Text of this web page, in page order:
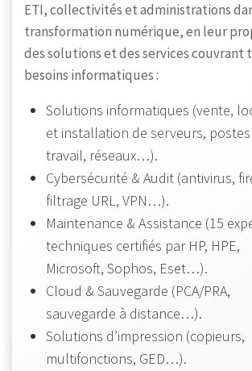
ETI, collectivités et administrations
transformation numérique, en leur
des solutions et des services couvrant
besoins informatiques :
Solutions informatiques (vente,
et installation de serveurs,
travail, réseaux…).
Cybersécurité & Audit (antivirus,
filtrage URL, VPN…).
Maintenance & Assistance (15
techniques certifiés par HP, HPE,
Microsoft, Sophos, Eset…).
Cloud & Sauvegarde (PCA/PRA,
sauvegarde à distance…).
Solutions d’impression (copieurs,
multifonctions, GED…).